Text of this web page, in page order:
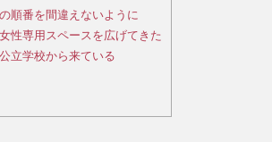
順番を間違えないように
性専用スペースを広げてきた
立学校から来ている